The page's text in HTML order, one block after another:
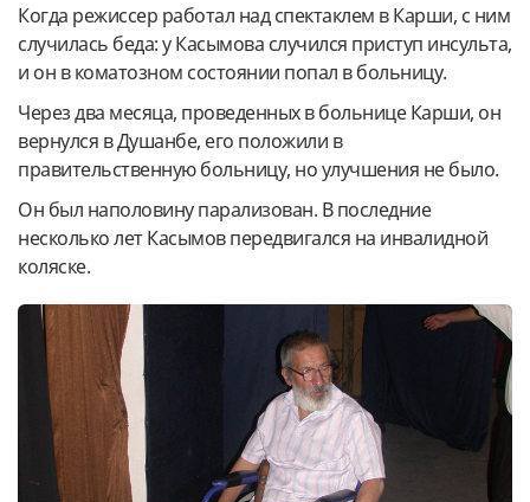
Когда режиссер работал над спектаклем в Карши, с ним
случилась беда: у Касымова случился приступ инсульта,
и он в коматозном состоянии попал в больницу.
Через два месяца, проведенных в больнице Карши, он
вернулся в Душанбе, его положили в
правительственную больницу, но улучшения не было.
Он был наполовину парализован. B последние
несколько лет Касымов передвигался на инвалидной
коляске.